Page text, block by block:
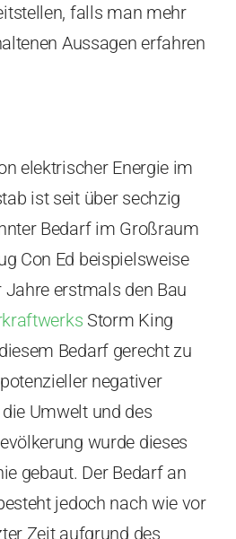
falls man mehr
Aussagen erfahren
elektrischer Energie im
ist seit über sechzig
Bedarf im Großraum
Con Ed beispielsweise
erstmals den Bau
Storm King
Bedarf gerecht zu
negativer
Umwelt und des
wurde dieses
gebaut. Der Bedarf an
jedoch nach wie vor
Zeit aufgrund des